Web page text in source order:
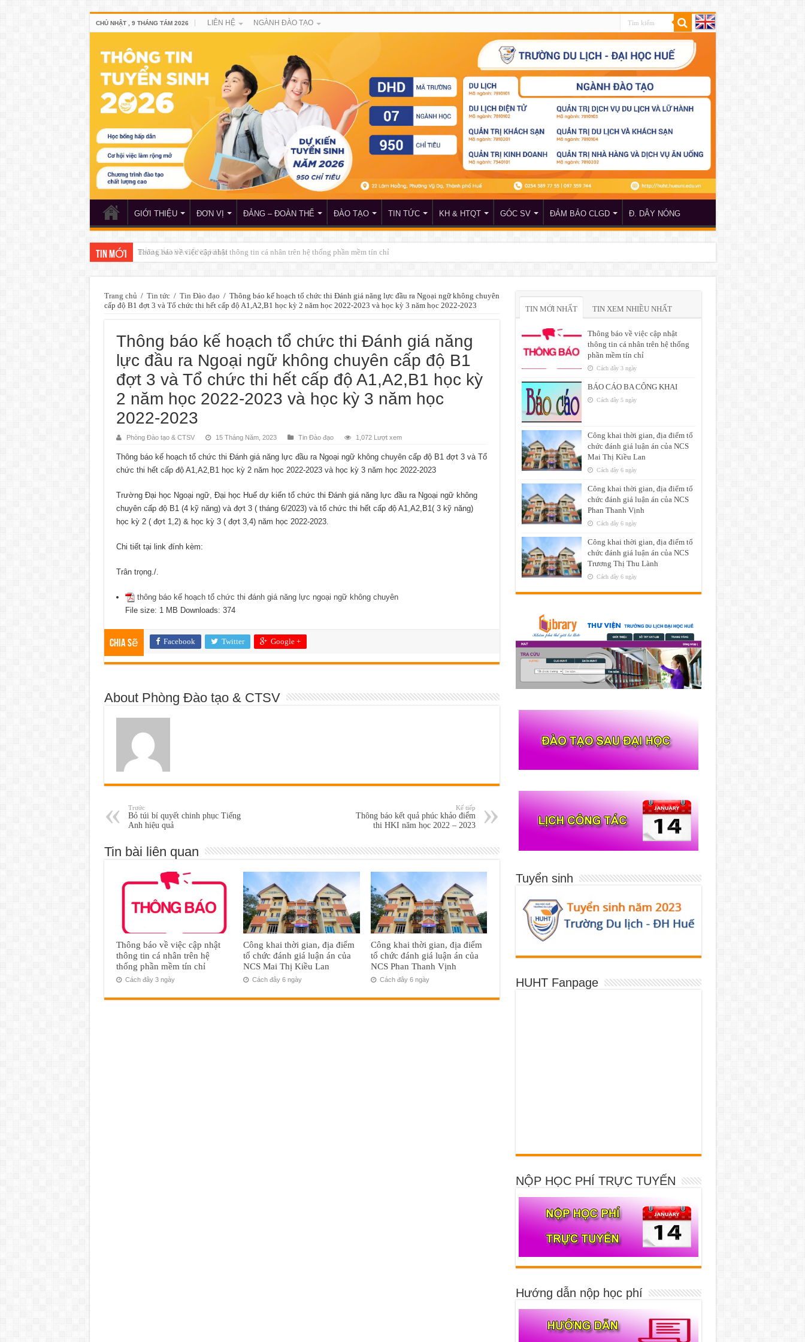
CHỦ NHẬT , 9 THÁNG TÁM 2026 LIÊN HỆ NGÀNH ĐÀO TẠO
GIỚI THIỆU ĐƠN VỊ ĐẢNG – ĐOÀN THỂ ĐÀO TẠO TIN TỨC KH & HTQT GÓC SV ĐẢM BẢO CLGD Đ. DÂY NÓNG
TIN MỚI BÁO CÁO BA CÔNG KHAI
Trang chủ / Tin tức / Tin Đào đạo / Thông báo kế hoạch tổ chức thi Đánh giá năng lực đầu ra Ngoại ngữ không chuyên
cấp độ B1 đợt 3 và Tổ chức thi hết cấp độ A1,A2,B1 học kỳ 2 năm học 2022-2023 và học kỳ 3 năm học 2022-2023
Thông báo kế hoạch tổ chức thi Đánh giá năng
lực đầu ra Ngoại ngữ không chuyên cấp độ B1
đợt 3 và Tổ chức thi hết cấp độ A1,A2,B1 học kỳ
2 năm học 2022-2023 và học kỳ 3 năm học
2022-2023
Phòng Đào tạo & CTSV 15 Tháng Năm, 2023 Tin Đào đạo 1,072 Lượt xem
Thông báo kế hoạch tổ chức thi Đánh giá năng lực đầu ra Ngoại ngữ không chuyên cấp độ B1 đợt 3 và Tổ
chức thi hết cấp độ A1,A2,B1 học kỳ 2 năm học 2022-2023 và học kỳ 3 năm học 2022-2023
Trường Đại học Ngoại ngữ, Đại học Huế dự kiến tổ chức thi Đánh giá năng lực đầu ra Ngoại ngữ không
chuyên cấp độ B1 (4 kỹ năng) và đợt 3 ( tháng 6/2023) và tổ chức thi hết cấp độ A1,A2,B1( 3 kỹ năng)
học kỳ 2 ( đợt 1,2) & học kỳ 3 ( đợt 3,4) năm học 2022-2023.
Chi tiết tại link đính kèm:
Trân trọng./.
thông báo kế hoạch tổ chức thi đánh giá năng lực ngoại ngữ không chuyên
File size: 1 MB Downloads: 374
Chia sẽ Facebook Twitter Google +
About Phòng Đào tạo & CTSV
Trước
Bỏ túi bí quyết chinh phục Tiếng
Anh hiệu quả
Kế tiếp
Thông báo kết quả phúc khảo điểm
thi HKI năm học 2022 – 2023
Tin bài liên quan
Thông báo về việc cập nhật
thông tin cá nhân trên hệ
thống phần mềm tín chỉ
Cách đây 3 ngày
Công khai thời gian, địa điểm
tổ chức đánh giá luận án của
NCS Mai Thị Kiều Lan
Cách đây 6 ngày
Công khai thời gian, địa điểm
tổ chức đánh giá luận án của
NCS Phan Thanh Vịnh
Cách đây 6 ngày
TIN MỚI NHẤT TIN XEM NHIỀU NHẤT
Thông báo về việc cập nhật
thông tin cá nhân trên hệ thống
phần mềm tín chỉ
Cách đây 3 ngày
BÁO CÁO BA CÔNG KHAI
Cách đây 5 ngày
Công khai thời gian, địa điểm tổ
chức đánh giá luận án của NCS
Mai Thị Kiều Lan
Cách đây 6 ngày
Công khai thời gian, địa điểm tổ
chức đánh giá luận án của NCS
Phan Thanh Vịnh
Cách đây 6 ngày
Công khai thời gian, địa điểm tổ
chức đánh giá luận án của NCS
Trương Thị Thu Lành
Cách đây 6 ngày
Tuyển sinh
HUHT Fanpage
NỘP HỌC PHÍ TRỰC TUYẾN
Hướng dẫn nộp học phí